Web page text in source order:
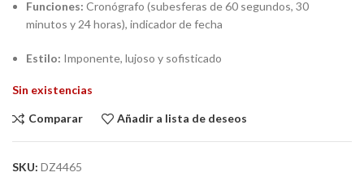
Funciones: Cronógrafo (subesferas de 60 segundos, 30
minutos y 24 horas), indicador de fecha
Estilo: Imponente, lujoso y sofisticado
Sin existencias
Comparar Añadir a lista de deseos
SKU: DZ4465